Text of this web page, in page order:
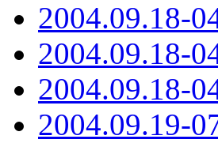
2004.09.18-
2004.09.18-
2004.09.18-
2004.09.19-